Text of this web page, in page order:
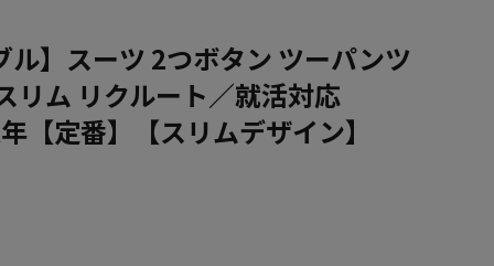
】スーツ 2つボタン ツーパンツ
リム リクルート／就活対応
【定番】【スリムデザイン】